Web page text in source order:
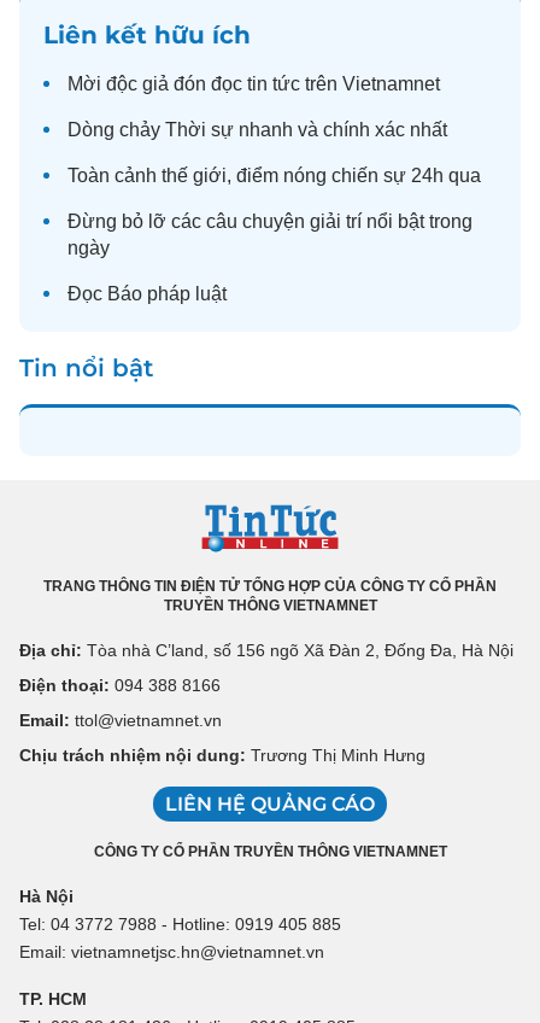
Liên kết hữu ích
Mời độc giả đón đọc tin tức trên Vietnamnet
Dòng chảy Thời sự nhanh và chính xác nhất
Toàn cảnh thế giới, điểm nóng chiến sự 24h qua
Đừng bỏ lỡ các câu chuyện giải trí nổi bật trong
ngày
Đọc Báo pháp luật
Tin nổi bật
TRANG THÔNG TIN ĐIỆN TỬ TỔNG HỢP CỦA CÔNG TY CỔ PHẦN
TRUYỀN THÔNG VIETNAMNET
Địa chỉ: Tòa nhà C’land, số 156 ngõ Xã Đàn 2, Đống Đa, Hà Nội
Điện thoại: 094 388 8166
Email: ttol@vietnamnet.vn
Chịu trách nhiệm nội dung: Trương Thị Minh Hưng
LIÊN HỆ QUẢNG CÁO
CÔNG TY CỔ PHẦN TRUYỀN THÔNG VIETNAMNET
Hà Nội
Tel: 04 3772 7988 - Hotline: 0919 405 885
Email: vietnamnetjsc.hn@vietnamnet.vn
TP. HCM